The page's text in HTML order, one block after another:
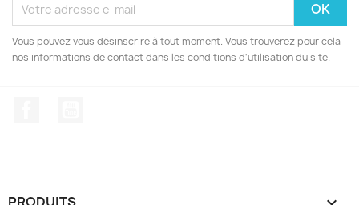
Vous pouvez vous désinscrire à tout moment. Vous trouverez pour cela
nos informations de contact dans les conditions d'utilisation du site.